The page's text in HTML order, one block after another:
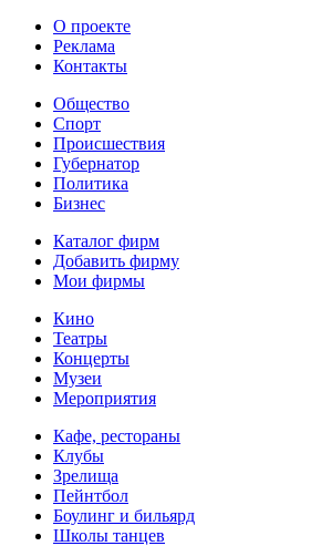
О проекте
Реклама
Контакты
Общество
Спорт
Происшествия
Губернатор
Политика
Бизнес
Каталог фирм
Добавить фирму
Мои фирмы
Кино
Театры
Концерты
Музеи
Мероприятия
Кафе, рестораны
Клубы
Зрелища
Пейнтбол
Боулинг и бильярд
Школы танцев